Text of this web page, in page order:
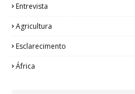
Entrevista
Agricultura
Esclarecimento
África